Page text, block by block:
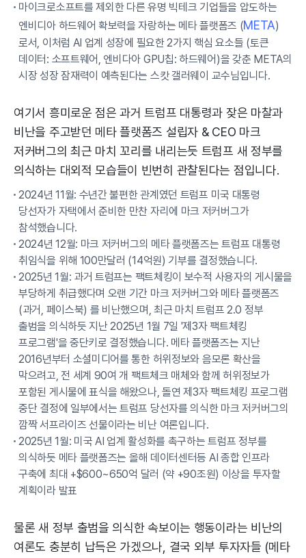
마이크로소프트를 제외한 다른 유명 빅테크 기업들을 압도하는
엔비디아 하드웨어 확보력을 자랑하는 메타 플랫폼즈 (META)
로서, 이처럼 AI 업계 성장에 필요한 2가지 핵심 요소들 (토큰
데이터: 소프트웨어, 엔비다아 GPU칩: 하드웨어)을 갖춘 META의
시장 성장 잠재력이 예측된다는 스캇 갤러웨이 교수님입니다.
여기서 흥미로운 점은 과거 트럼프 대통령과 잦은 마찰과
비난을 주고받던 메타 플랫폼즈 설립자 & CEO 마크
저커버그의 최근 마치 꼬리를 내리는듯 트럼프 새 정부를
의식하는 대외적 모습들이 빈번히 관찰된다는 점입니다.
2024년 11월: 수년간 불편한 관계였던 트럼프 미국 대통령
당선자가 자택에서 준비한 만찬 자리에 마크 저커버그가
참석했습니다.
2024년 12월: 마크 저커버그의 메타 플랫폼즈는 트럼프 대통령
취임식을 위해 100만달러 (14억원) 기부를 결정했습니다.
2025년 1월: 과거 트럼프는 팩트체킹이 보수적 사용자의 게시물을
부당하게 취급했다며 오랜 기간 마크 저커버그와 메타 플랫폼즈
(과거, 페이스북) 를 비난했으며, 최근 마치 트럼프 2.0 정부
출범을 의식하듯 지난 2025년 1월 7일 '제3자 팩트체킹
프로그램'을 중단키로 결정했습니다. 메타 플랫폼즈는 지난
2016년부터 소셜미디어를 통한 허위정보와 음모론 확산을
막으려고, 전 세계 90여 개 팩트체크 매체와 함께 허위정보가
포함된 게시물에 표식을 해왔으나, 돌연 제3자 팩트체킹 프로그램
중단 결정에 일부에서는 트럼프 당선자를 의식한 마크 저커버그의
깜짝 서프라이즈 선물이라는 비난 여론입니다.
2025년 1월: 미국 AI 업계 활성화를 촉구하는 트럼프 정부를
의식하듯 메타 플랫폼즈는 올해 데이터센터등 AI 종합 인프라
구축에 최대 +$600~650억 달러 (약 +90조원) 이상을 투자할
계획이라 발표
물론 새 정부 출범을 의식한 속보이는 행동이라는 비난의
여론도 충분히 납득은 가겠으나, 결국 외부 투자자들 (메타